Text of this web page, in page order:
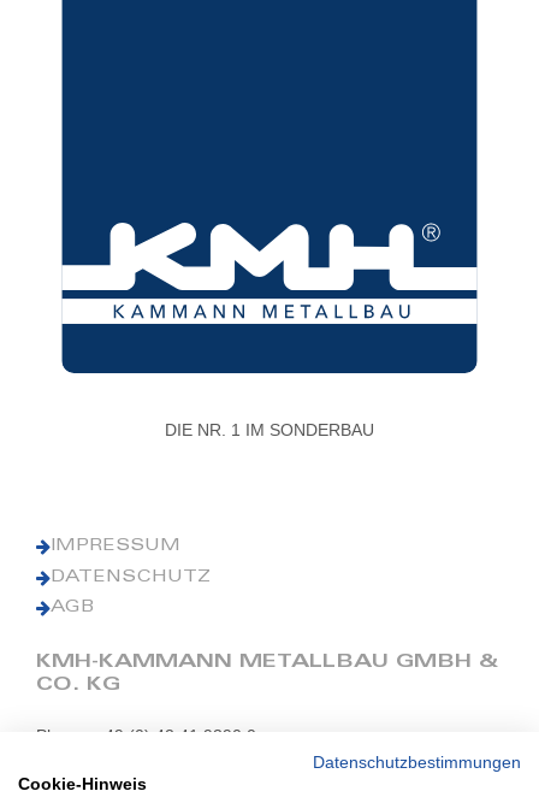
DIE NR. 1 IM SONDERBAU
IMPRESSUM
DATENSCHUTZ
AGB
KMH-KAMMANN METALLBAU GMBH &
CO. KG
Phone: +49 (0) 42 41 9390 0
E-Mail: office@kmh.net
Datenschutzbestimmungen
Cookie-Hinweis